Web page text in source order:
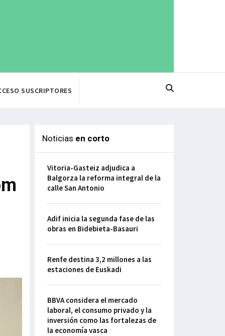
SUSCRIPTORES
Noticias en corto
Vitoria-Gasteiz adjudica a
Balgorza la reforma integral de la
calle San Antonio
Adif inicia la segunda fase de las
obras en Bidebieta-Basauri
Renfe destina 3,2 millones a las
estaciones de Euskadi
BBVA considera el mercado
laboral, el consumo privado y la
inversión como las fortalezas de
la economía vasca